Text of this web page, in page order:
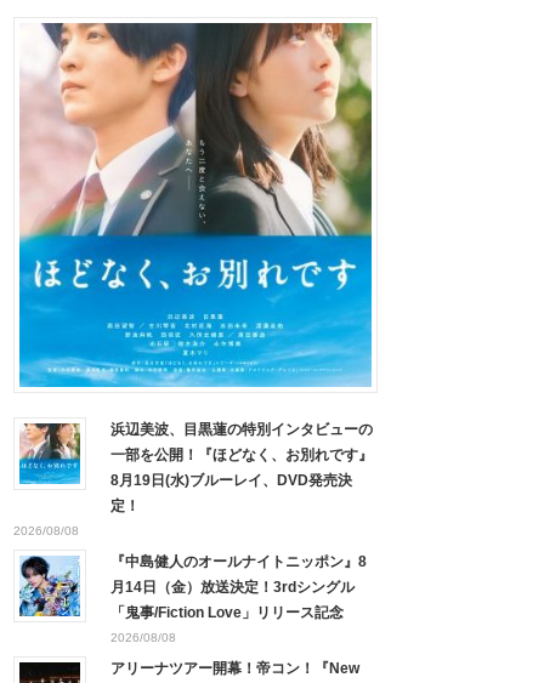
浜辺美波、目黒蓮の特別インタビューの
一部を公開！『ほどなく、お別れです』
8月19日(水)ブルーレイ、DVD発売決
定！
2026/08/08
『中島健人のオールナイトニッポン』8
月14日（金）放送決定！3rdシングル
「鬼事/Fiction Love」リリース記念
2026/08/08
アリーナツアー開幕！帝コン！『New